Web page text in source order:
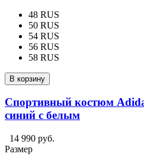
48 RUS
50 RUS
54 RUS
56 RUS
58 RUS
В корзину
Спортивный костюм
синий с белым
14 990 руб.
Размер